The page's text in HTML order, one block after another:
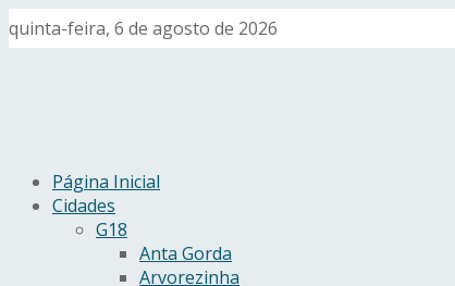
quinta-feira, 6 de agosto de 2026
Página Inicial
Cidades
G18
Anta Gorda
Arvorezinha